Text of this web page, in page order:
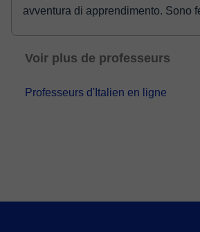
avventura di apprendimento. Sono
Voir plus de professeurs
Professeurs d'Italien en ligne